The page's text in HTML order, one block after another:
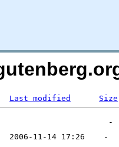
Last modified Size